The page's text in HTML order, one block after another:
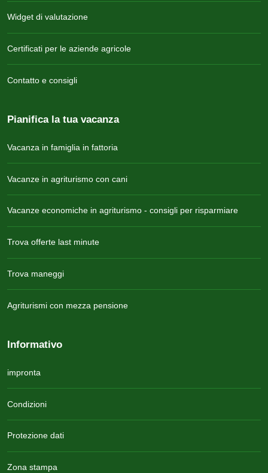
Widget di valutazione
Certificati per le aziende agricole
Contatto e consigli
Pianifica la tua vacanza
Vacanza in famiglia in fattoria
Vacanze in agriturismo con cani
Vacanze economiche in agriturismo - consigli per risparmiare
Trova offerte last minute
Trova maneggi
Agriturismi con mezza pensione
Informativo
impronta
Condizioni
Protezione dati
Zona stampa